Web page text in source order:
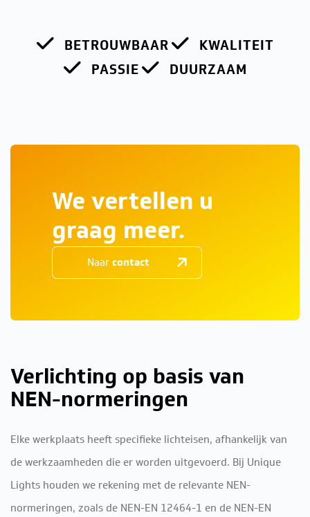
BETROUWBAAR
KWALITEIT
PASSIE
DUURZAAM
We vertellen u
graag meer.
Naarcontact
Verlichting op basis van
NEN-normeringen
Elke werkplaats heeft specifieke lichteisen, afhankelijk van
de werkzaamheden die er worden uitgevoerd. Bij Unique
Lights houden we rekening met de relevante NEN-
normeringen, zoals de NEN-EN 12464-1 en de NEN-EN